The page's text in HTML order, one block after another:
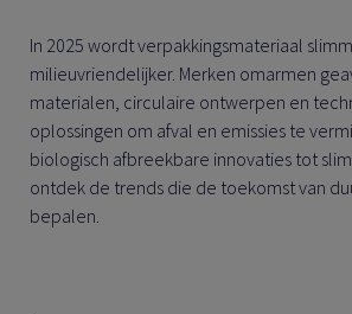
In 2025 wordt verpakkingsmateriaal
milieuvriendelijker. Merken omarmen
materialen, circulaire ontwerpen en
oplossingen om afval en emissies te
biologisch afbreekbare innovaties tot
ontdek de trends die de toekomst van
bepalen.